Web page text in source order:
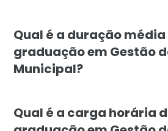
Qual é a duração
graduação em Gestão
Municipal?
Qual é a carga horária